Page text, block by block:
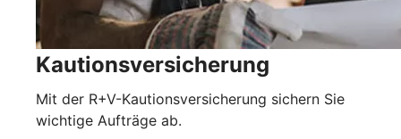
Kautionsversicherung
Mit der R+V-Kautionsversicherung sichern Sie
wichtige Aufträge ab.